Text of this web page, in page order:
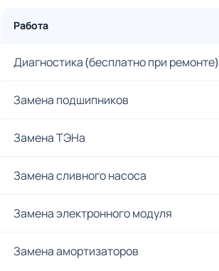
Работа
Диагностика (бесплатно при ремонте)
Замена подшипников
Замена ТЭНа
Замена сливного насоса
Замена электронного модуля
Замена амортизаторов